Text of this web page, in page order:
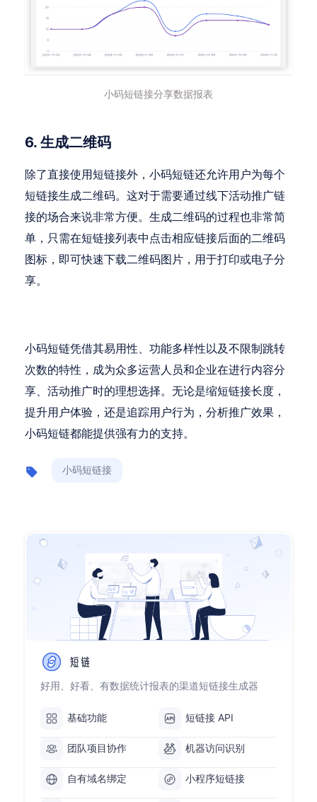
小码短链接分享数据报表
6. 生成二维码
除了直接使用短链接外，小码短链还允许用户为每个
短链接生成二维码。这对于需要通过线下活动推广链
接的场合来说非常方便。生成二维码的过程也非常简
单，只需在短链接列表中点击相应链接后面的二维码
图标，即可快速下载二维码图片，用于打印或电子分
享。
小码短链凭借其易用性、功能多样性以及不限制跳转
次数的特性，成为众多运营人员和企业在进行内容分
享、活动推广时的理想选择。无论是缩短链接长度，
提升用户体验，还是追踪用户行为，分析推广效果，
小码短链都能提供强有力的支持。
小码短链接
好用、好看、有数据统计报表的渠道短链接生成器
基础功能 短链接 API
团队项目协作 机器访问识别
自有域名绑定 小程序短链接